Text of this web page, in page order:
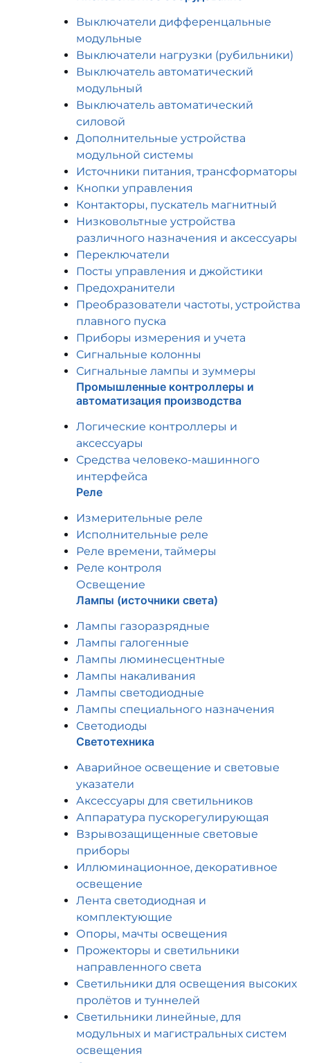
Выключатели дифференцальные
модульные
Выключатели нагрузки (рубильники)
Выключатель автоматический
модульный
Выключатель автоматический
силовой
Дополнительные устройства
модульной системы
Источники питания, трансформаторы
Кнопки управления
Контакторы, пускатель магнитный
Низковольтные устройства
различного назначения и аксессуары
Переключатели
Посты управления и джойстики
Предохранители
Преобразователи частоты, устройства
плавного пуска
Приборы измерения и учета
Сигнальные колонны
Сигнальные лампы и зуммеры
Промышленные контроллеры и
автоматизация производства
Логические контроллеры и
аксессуары
Средства человеко-машинного
интерфейса
Реле
Измерительные реле
Исполнительные реле
Реле времени, таймеры
Реле контроля
Освещение
Лампы (источники света)
Лампы газоразрядные
Лампы галогенные
Лампы люминесцентные
Лампы накаливания
Лампы светодиодные
Лампы специального назначения
Светодиоды
Светотехника
Аварийное освещение и световые
указатели
Аксессуары для светильников
Аппаратура пускорегулирующая
Взрывозащищенные световые
приборы
Иллюминационное, декоративное
освещение
Лента светодиодная и
комплектующие
Опоры, мачты освещения
Прожекторы и светильники
направленного света
Светильники для освещения высоких
пролётов и туннелей
Светильники линейные, для
модульных и магистральных систем
освещения